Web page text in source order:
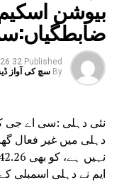
بلاکس اور جدید
صحت کی دیکھ
ضروریات کو پورا
انسانی وسائل کو
وزیر اعلیٰ نے نو
کی خدمت کا موقع
اپنی ذمہ داریاں
187 خاندانوں میں
بیوشن
Published
32 minutes ago
By سچ کی آواز
نئی دہلی :سی اے جی
دہلی میں غیر فعال
ایم نے دہلی اسمبلی